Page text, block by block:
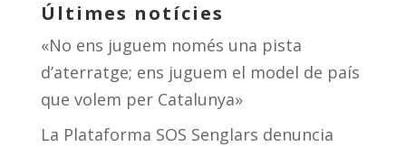
Últimes notícies
«No ens juguem només una pista
d’aterratge; ens juguem el model de país
que volem per Catalunya»
La Plataforma SOS Senglars denuncia